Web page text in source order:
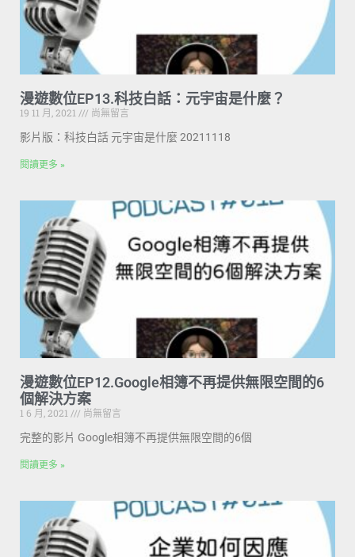
漫遊數位EP13.科技白話：元宇宙是什麼？
19 11 月, 2021
尚無留言
影片版：科技白話 元宇宙是什麼 20211118
閱讀更多 »
漫遊數位EP12.Google相簿不再提供無限空間的6
個解決方案
1 6 月, 2021
尚無留言
完整的影片 Google相簿不再提供無限空間的6個
閱讀更多 »